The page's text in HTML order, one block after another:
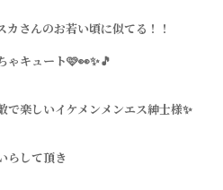
カさんのお若い頃に似てる！！
ゃキュート🩷👀✨🎵
で楽しいイケメンメンエス紳士様✨
らして頂き